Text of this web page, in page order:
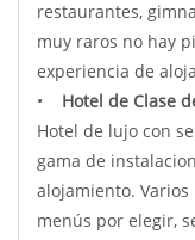
restaurantes,
muy raros no hay
experiencia de
•
Hotel de Clase
Hotel de lujo con
gama de
alojamiento.
menús por elegir,